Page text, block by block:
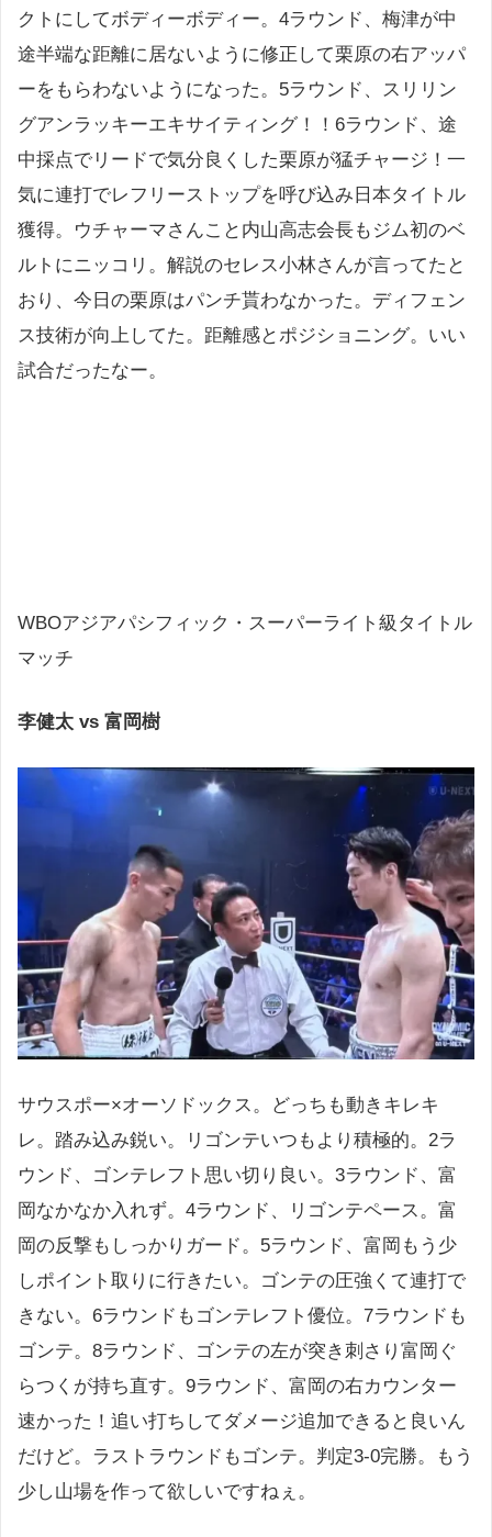
クトにしてボディーボディー。4ラウンド、梅津が中
途半端な距離に居ないように修正して栗原の右アッパ
ーをもらわないようになった。5ラウンド、スリリン
グアンラッキーエキサイティング！！6ラウンド、途
中採点でリードで気分良くした栗原が猛チャージ！一
気に連打でレフリーストップを呼び込み日本タイトル
獲得。ウチャーマさんこと内山高志会長もジム初のベ
ルトにニッコリ。解説のセレス小林さんが言ってたと
おり、今日の栗原はパンチ貰わなかった。ディフェン
ス技術が向上してた。距離感とポジショニング。いい
試合だったなー。
WBOアジアパシフィック・スーパーライト級タイトル
マッチ
李健太 vs 富岡樹
サウスポー×オーソドックス。どっちも動きキレキ
レ。踏み込み鋭い。リゴンテいつもより積極的。2ラ
ウンド、ゴンテレフト思い切り良い。3ラウンド、富
岡なかなか入れず。4ラウンド、リゴンテペース。富
岡の反撃もしっかりガード。5ラウンド、富岡もう少
しポイント取りに行きたい。ゴンテの圧強くて連打で
きない。6ラウンドもゴンテレフト優位。7ラウンドも
ゴンテ。8ラウンド、ゴンテの左が突き刺さり富岡ぐ
らつくが持ち直す。9ラウンド、富岡の右カウンター
速かった！追い打ちしてダメージ追加できると良いん
だけど。ラストラウンドもゴンテ。判定3-0完勝。もう
少し山場を作って欲しいですねぇ。